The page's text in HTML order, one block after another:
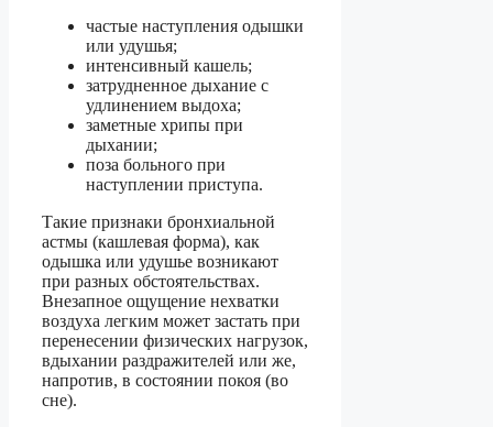
частые наступления одышки
или удушья;
интенсивный кашель;
затрудненное дыхание с
удлинением выдоха;
заметные хрипы при
дыхании;
поза больного при
наступлении приступа.
Такие признаки бронхиальной
астмы (кашлевая форма), как
одышка или удушье возникают
при разных обстоятельствах.
Внезапное ощущение нехватки
воздуха легким может застать при
перенесении физических нагрузок,
вдыхании раздражителей или же,
напротив, в состоянии покоя (во
сне).